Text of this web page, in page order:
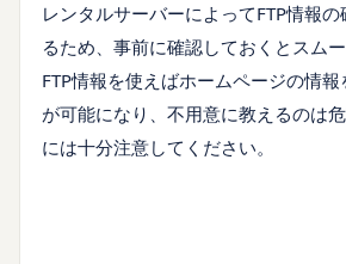
レンタルサーバーによってFTP情報
るため、事前に確認しておくとスムー
FTP情報を使えばホームページの情
が可能になり、不用意に教えるのは
には十分注意してください。